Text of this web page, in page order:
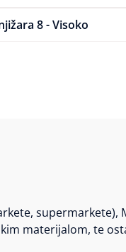
8 - Visoko
supermarkete),
materijalom, te